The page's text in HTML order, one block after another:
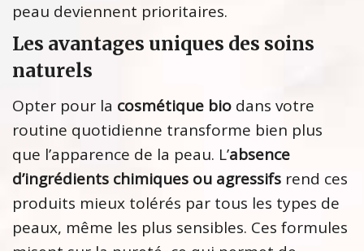
peau deviennent prioritaires.
Les avantages uniques des soins
naturels
Opter pour la cosmétique bio dans votre
routine quotidienne transforme bien plus
que l’apparence de la peau. L’absence
d’ingrédients chimiques ou agressifs rend ces
produits mieux tolérés par tous les types de
peaux, même les plus sensibles. Ces formules